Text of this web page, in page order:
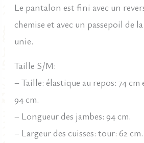
Le pantalon est fini avec un
chemise et avec un passepoil de
unie.
Taille S/M:
– Taille: élastique au repos: 74
94 cm.
– Longueur des jambes: 94 cm.
– Largeur des cuisses: tour: 62 cm.